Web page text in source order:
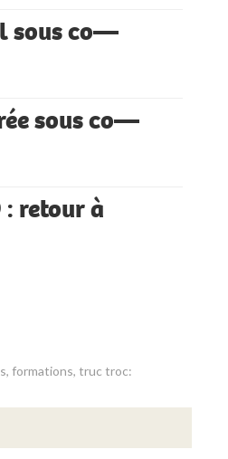
sous co—
sous co—
: retour à
formations, truc troc: